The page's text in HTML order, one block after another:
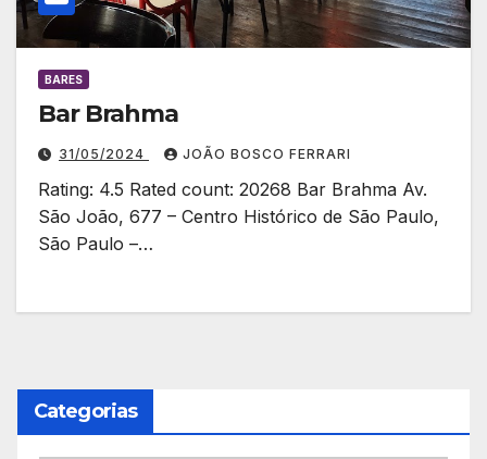
BARES
Bar Brahma
31/05/2024 JOÃO BOSCO FERRARI
Rating: 4.5 Rated count: 20268 Bar Brahma Av.
São João, 677 – Centro Histórico de São Paulo,
São Paulo –…
Categorias